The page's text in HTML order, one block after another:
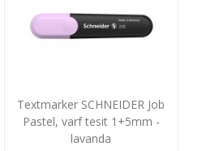
Textmarker SCHNEIDER Job
Pastel, varf tesit 1+5mm -
lavanda